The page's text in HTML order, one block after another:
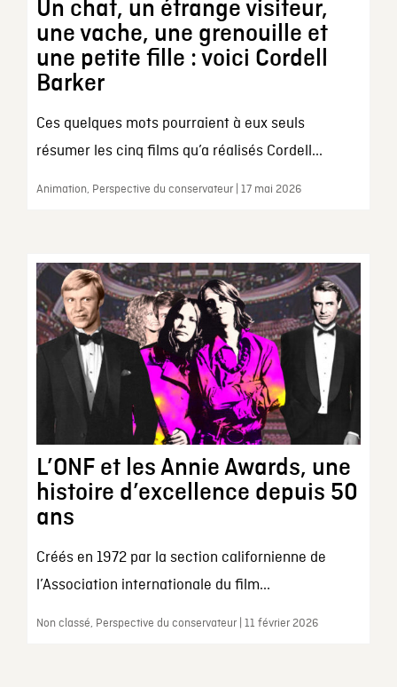
Un chat, un étrange visiteur,
une vache, une grenouille et
une petite fille : voici Cordell
Barker
Ces quelques mots pourraient à eux seuls
résumer les cinq films qu’a réalisés Cordell...
Animation, Perspective du conservateur | 17 mai 2026
L’ONF et les Annie Awards, une
histoire d’excellence depuis 50
ans
Créés en 1972 par la section californienne de
l’Association internationale du film...
Non classé, Perspective du conservateur | 11 février 2026